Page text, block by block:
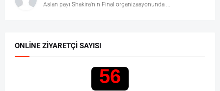
Aslan payı Shakira'nın Final organizasyonunda ...
ONLINE ZIYARETÇI SAYISI
56